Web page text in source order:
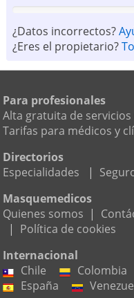
¿Datos incorrectos?
¿Eres el propietario?
Para profesionales
Alta gratuita de
Tarifas para médicos y
Directorios
Especialidades
|
Masquemedicos
Quienes somos |
| Política de cookies
Internacional
Chile
Colombia
España